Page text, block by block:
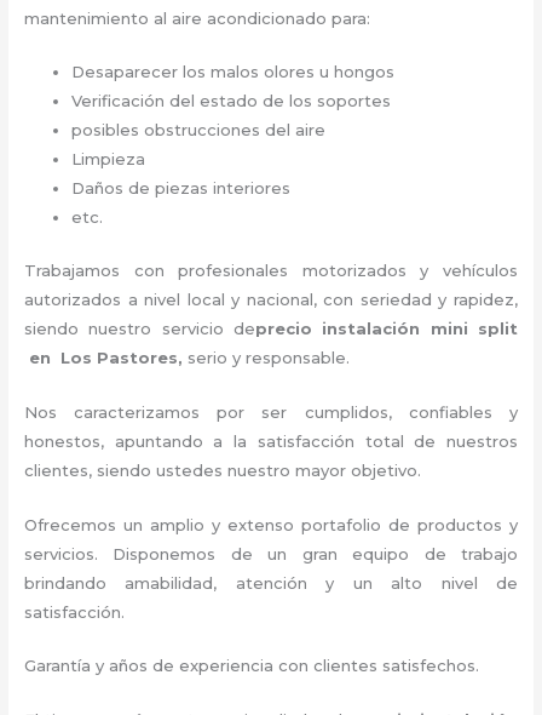
mantenimiento al aire acondicionado para:
Desaparecer los malos olores u hongos
Verificación del estado de los soportes
posibles obstrucciones del aire
Limpieza
Daños de piezas interiores
etc.
Trabajamos con profesionales motorizados y vehículos
autorizados a nivel local y nacional, con seriedad y rapidez,
siendo nuestro servicio deprecio instalación mini split
en Los Pastores, serio y responsable.
Nos caracterizamos por ser cumplidos, confiables y
honestos, apuntando a la satisfacción total de nuestros
clientes, siendo ustedes nuestro mayor objetivo.
Ofrecemos un amplio y extenso portafolio de productos y
servicios. Disponemos de un gran equipo de trabajo
brindando amabilidad, atención y un alto nivel de
satisfacción.
Garantía y años de experiencia con clientes satisfechos.